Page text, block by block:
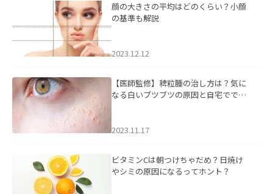
顔の大きさの平均はどのくらい？小顔
の基準も解説
2023.12.12
【医師監修】稗粒腫の治し方は？気に
なる白いブツブツの原因と自宅ででき
2023.11.17
ビタミンCは朝つけちゃだめ？日焼け
やシミの原因になるってホント？